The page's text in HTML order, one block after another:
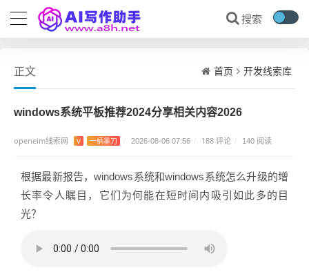
正文 首页 开发线索库
windows系统平板推荐2024分享相关内容2026
openeim线索网 V 一柄墨刀 / 2026-08-06 07:56 / 188 评论 / 140 阅读
根据最新报告，windows系统和windows系统怎么升级的增
长率令人瞩目，它们为何能在短时间内吸引如此多的目
光？